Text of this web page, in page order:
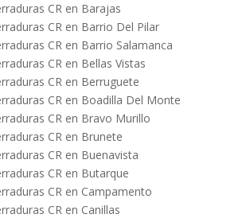
CR en Barajas
CR en Barrio Del Pilar
CR en Barrio Salamanca
CR en Bellas Vistas
CR en Berruguete
CR en Boadilla Del Monte
CR en Bravo Murillo
CR en Brunete
CR en Buenavista
CR en Butarque
CR en Campamento
CR en Canillas